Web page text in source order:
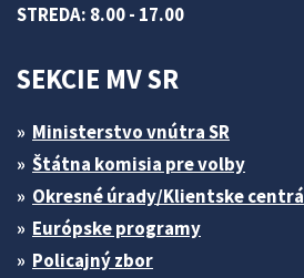
STREDA: 8.00 - 17.00
SEKCIE MV SR
Ministerstvo vnútra SR
Štátna komisia pre volby
Okresné úrady/Klientske centrá
Európske programy
Policajný zbor